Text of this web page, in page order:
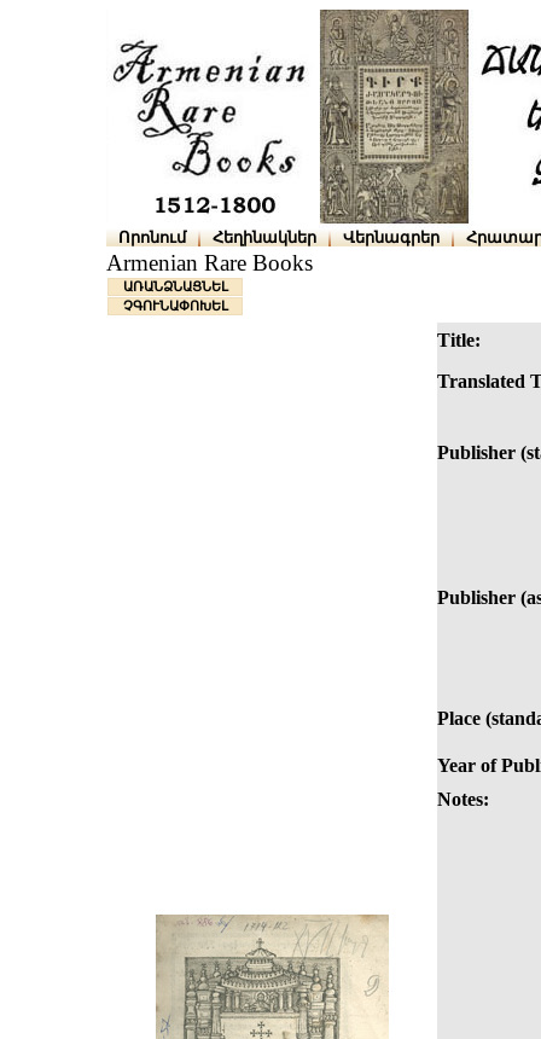
Որոնում Հեղինակներ Վերնագրեր
Armenian Rare Books
ԱՌԱՆՁՆԱՑՆԵԼ
ՉԳՈՒՆԱՓՈԽԵԼ
Title:
Translated
Publisher
Publisher
Place
Year of
Notes: